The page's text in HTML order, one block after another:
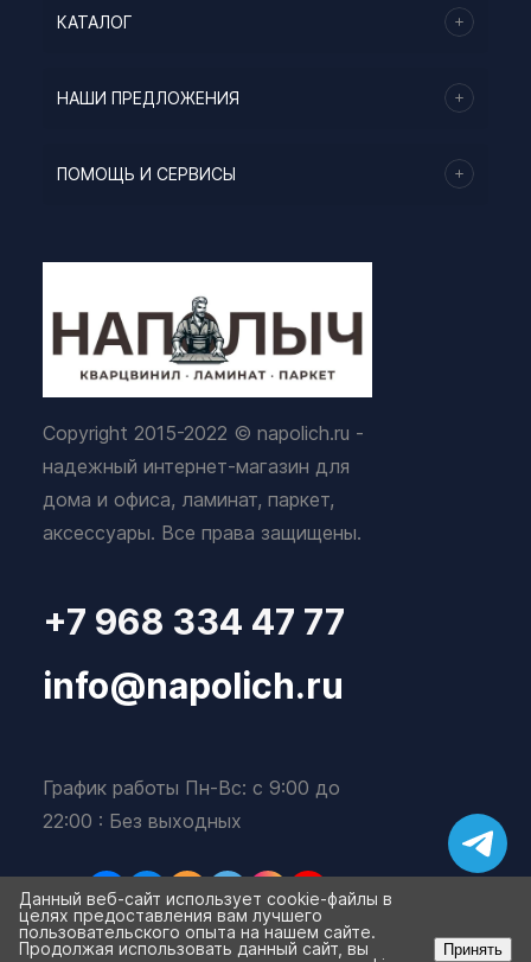
КАТАЛОГ
НАШИ ПРЕДЛОЖЕНИЯ
ПОМОЩЬ И СЕРВИСЫ
Copyright 2015-2022 © napolich.ru -
надежный интернет-магазин для
дома и офиса, ламинат, паркет,
аксессуары. Все права защищены.
+7 968 334 47 77
info@napolich.ru
График работы Пн-Вс: с 9:00 до
22:00 : Без выходных
Данный веб-сайт использует cookie-файлы в
целях предоставления вам лучшего
пользовательского опыта на нашем сайте.
Продолжая использовать данный сайт, вы
Принять